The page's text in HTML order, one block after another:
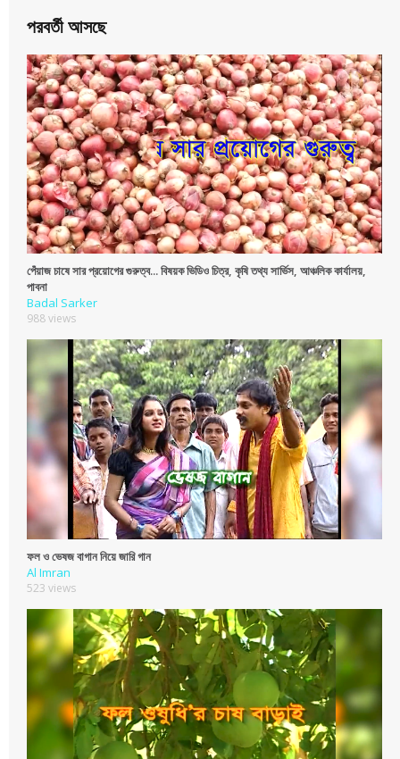
পরবর্তী আসছে
পেঁয়াজ চাষে সার প্রয়োগের গুরুত্ব... বিষয়ক ভিডিও চিত্র, কৃষি তথ্য সার্ভিস, আঞ্চলিক কার্যালয়,
পাবনা
Badal Sarker
988 views
ফল ও ভেষজ বাগান নিয়ে জারি গান
Al Imran
523 views